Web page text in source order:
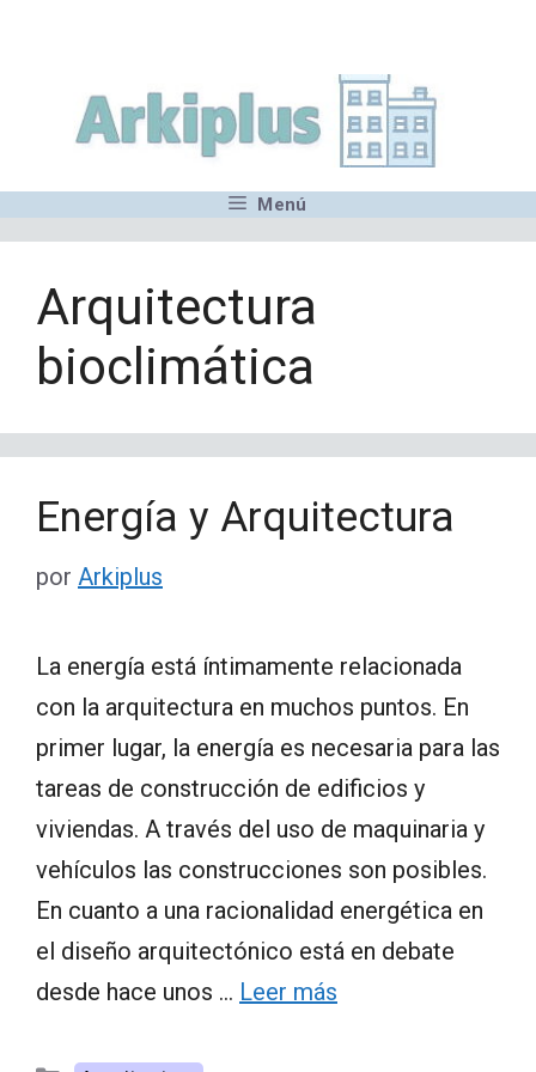
contenido
Menú
Arquitectura
bioclimática
Energía y Arquitectura
por Arkiplus
La energía está íntimamente relacionada
con la arquitectura en muchos puntos. En
primer lugar, la energía es necesaria para las
tareas de construcción de edificios y
viviendas. A través del uso de maquinaria y
vehículos las construcciones son posibles.
En cuanto a una racionalidad energética en
el diseño arquitectónico está en debate
desde hace unos … Leer más